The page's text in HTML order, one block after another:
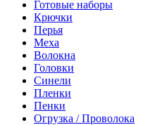
Готовые наборы
Крючки
Перья
Меха
Волокна
Головки
Синели
Пленки
Пенки
Огрузка / Проволока